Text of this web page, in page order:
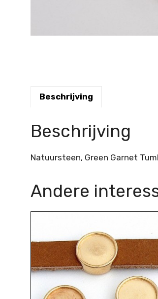
Beschrijving
Beschrijving
Natuursteen, Green Garnet
Andere